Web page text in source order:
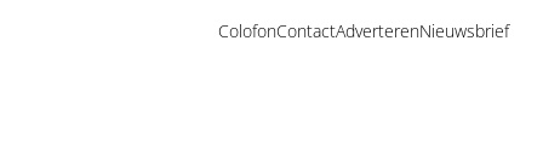
ColofonContactAdverterenNieuwsbrief